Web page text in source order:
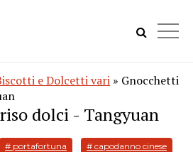
e Dolcetti vari » Gnocchetti
dolci - Tangyuan
# portafortuna # capodanno cinese